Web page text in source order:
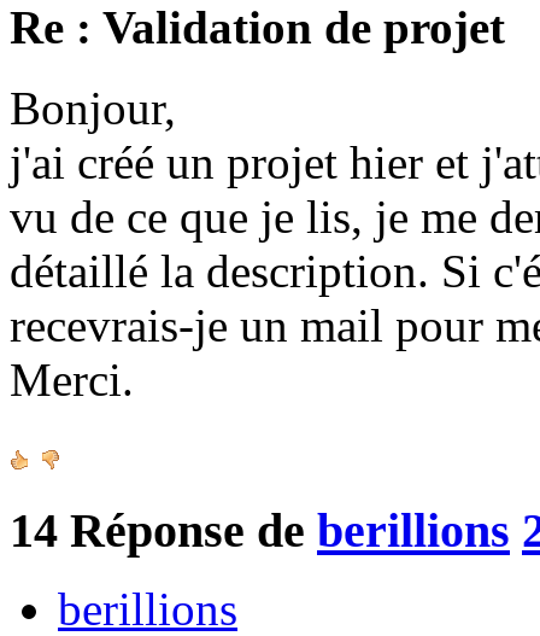
Re : Validation de projet
Bonjour,
j'ai créé un projet hier et
vu de ce que je lis, je me
détaillé la description. Si
recevrais-je un mail pour
Merci.
14 Réponse de berillions
berillions